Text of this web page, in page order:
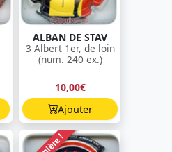
ALBAN DE STAV
3 Albert 1er, de loin
(num. 240 ex.)
10,00€
Ajouter